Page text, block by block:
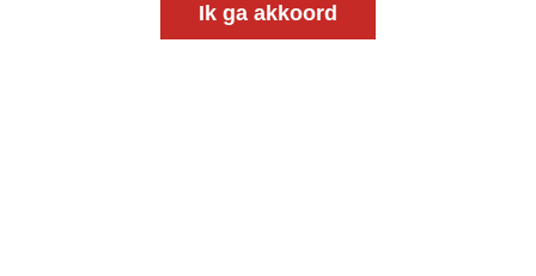
Ik ga akkoord